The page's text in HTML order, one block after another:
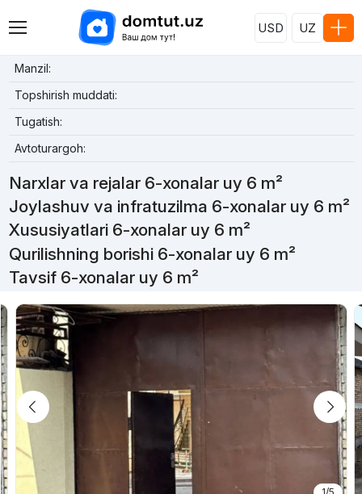
USD UZ
Manzil:
Topshirish muddati:
Tugatish:
Avtoturargoh:
Narxlar va rejalar 6-xonalar uy 6 m²
Joylashuv va infratuzilma 6-xonalar uy 6 m²
Xususiyatlari 6-xonalar uy 6 m²
Qurilishning borishi 6-xonalar uy 6 m²
Tavsif 6-xonalar uy 6 m²